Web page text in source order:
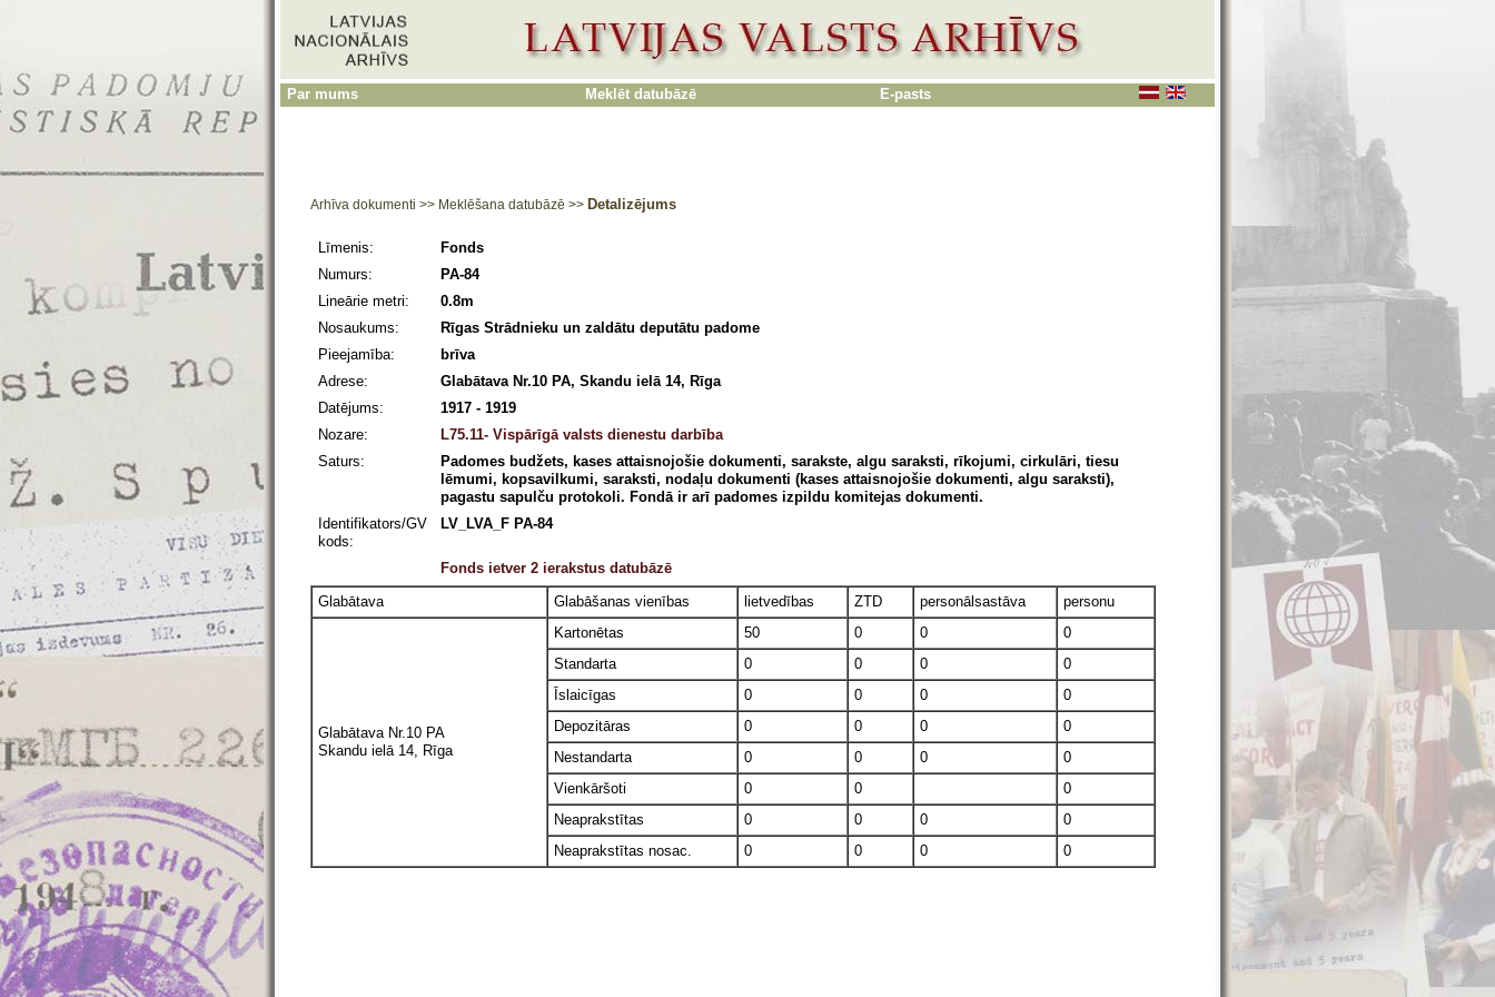
Par mums Meklēt datubāzē E-pasts
Arhīva dokumenti >> Meklēšana datubāzē >> Detalizējums
Līmenis:
Fonds
Numurs:
PA-84
Lineārie metri:
0.8m
Nosaukums:
Rīgas Strādnieku un zaldātu deputātu padome
Pieejamība:
brīva
Adrese:
Glabātava Nr.10 PA, Skandu ielā 14, Rīga
Datējums:
1917 - 1919
Nozare:
L75.11- Vispārīgā valsts dienestu darbība
Saturs:
Padomes budžets, kases attaisnojošie dokumenti, sarakste, algu saraksti, rīkojumi, cirkulāri, tiesu
lēmumi, kopsavilkumi, saraksti, nodaļu dokumenti (kases attaisnojošie dokumenti, algu saraksti),
pagastu sapulču protokoli. Fondā ir arī padomes izpildu komitejas dokumenti.
Identifikators/GV
kods:
LV_LVA_F PA-84
Fonds ietver 2 ierakstus datubāzē
Glabātava
Glabāšanas vienības lietvedības ZTD personālsastāva personu
Glabātava Nr.10 PA
Skandu ielā 14, Rīga
Kartonētas 50 0 0
0
Standarta
0 0 0
0
Īslaicīgas
0 0 0
0
Depozitāras
0 0 0
0
Nestandarta
0 0 0
0
Vienkāršoti
0 0
0
Neaprakstītas
0 0 0
0
Neaprakstītas nosac.
0 0 0 0